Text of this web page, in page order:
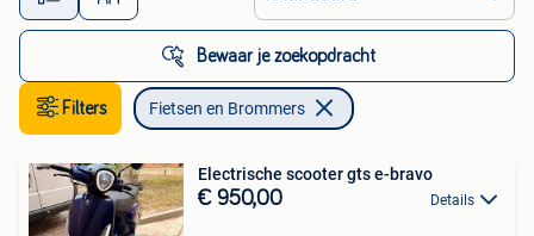
Bewaar je zoekopdracht
Filters Fietsen en Brommers
Electrische scooter gts e-bravo
€ 950,00 Details